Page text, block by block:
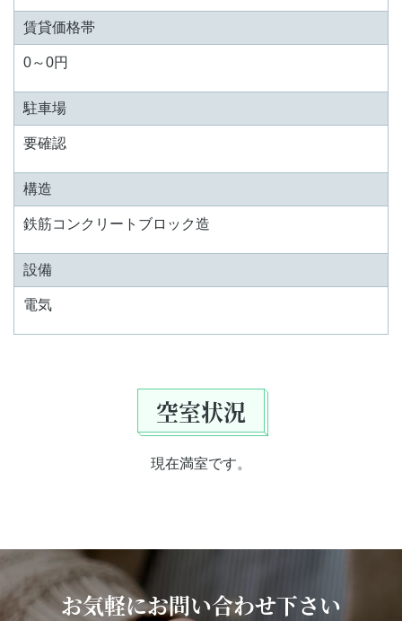
賃貸価格帯
0～0円
駐車場
要確認
構造
鉄筋コンクリートブロック造
設備
電気
空室状況
現在満室です。
お気軽にお問い合わせ下さい